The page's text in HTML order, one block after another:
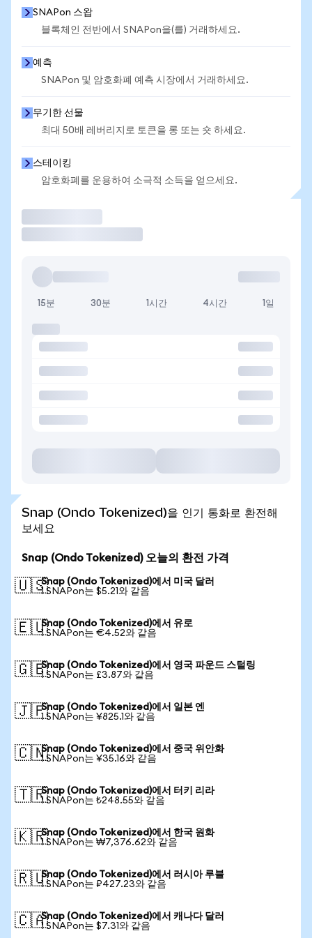
SNAPon 스왑
블록체인 전반에서 SNAPon을(를) 거래하세요.
예측
SNAPon 및 암호화폐 예측 시장에서 거래하세요.
무기한 선물
최대 50배 레버리지로 토큰을 롱 또는 숏 하세요.
스테이킹
암호화폐를 운용하여 소극적 소득을 얻으세요.
15분 30분 1시간 4시간 1일
Snap (Ondo Tokenized)을 인기 통화로 환전해
보세요
Snap (Ondo Tokenized) 오늘의 환전 가격
🇺🇸Snap (Ondo Tokenized)에서 미국 달러
1 SNAPon는 $5.21와 같음
🇪🇺Snap (Ondo Tokenized)에서 유로
1 SNAPon는 €4.52와 같음
🇬🇧Snap (Ondo Tokenized)에서 영국 파운드 스털링
1 SNAPon는 £3.87와 같음
🇯🇵Snap (Ondo Tokenized)에서 일본 엔
1 SNAPon는 ¥825.1와 같음
🇨🇳Snap (Ondo Tokenized)에서 중국 위안화
1 SNAPon는 ¥35.16와 같음
🇹🇷Snap (Ondo Tokenized)에서 터키 리라
1 SNAPon는 ₺248.55와 같음
🇰🇷Snap (Ondo Tokenized)에서 한국 원화
1 SNAPon는 ₩7,376.62와 같음
🇷🇺Snap (Ondo Tokenized)에서 러시아 루블
1 SNAPon는 ₽427.23와 같음
🇨🇦Snap (Ondo Tokenized)에서 캐나다 달러
1 SNAPon는 $7.31와 같음